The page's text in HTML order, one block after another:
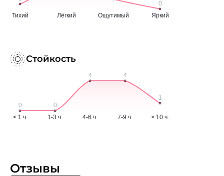
Стойкость
Отзывы